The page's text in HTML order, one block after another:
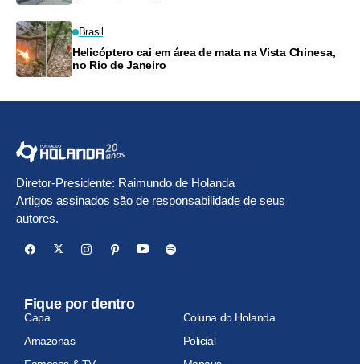
Brasil
Helicóptero cai em área de mata na Vista Chinesa,
no Rio de Janeiro
Diretor-Presidente: Raimundo de Holanda
Artigos assinados são de responsabilidade de seus
autores.
Fique por dentro
Capa
Coluna do Holanda
Amazonas
Policial